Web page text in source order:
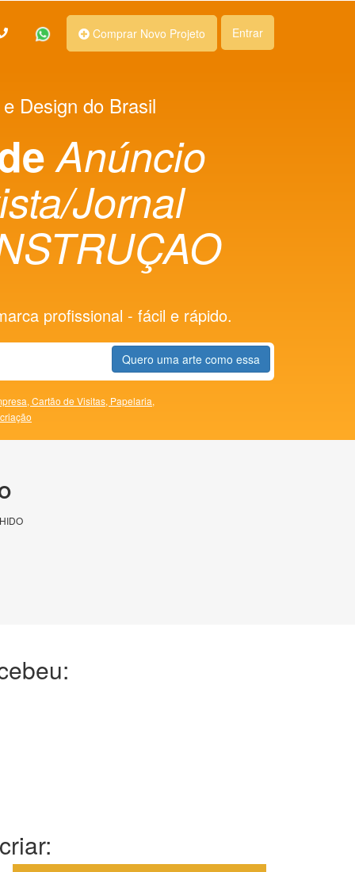
Comprar Novo Projeto Entrar
Design do Brasil
Anúncio
Jornal
profissional - fácil e rápido.
Quero uma arte como essa
Cartão de Visitas, Papelaria,